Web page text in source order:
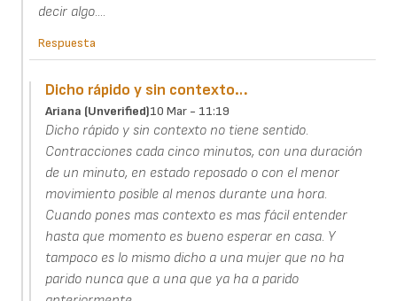
decir algo....
Respuesta
Dicho rápido y sin contexto…
Ariana (unverified)10 Mar - 11:19
Dicho rápido y sin contexto no tiene sentido.
Contracciones cada cinco minutos, con una duración
de un minuto, en estado reposado o con el menor
movimiento posible al menos durante una hora.
Cuando pones mas contexto es mas fácil entender
hasta que momento es bueno esperar en casa. Y
tampoco es lo mismo dicho a una mujer que no ha
parido nunca que a una que ya ha a parido